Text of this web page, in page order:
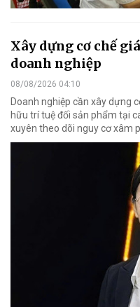
Xây dựng cơ chế
doanh nghiệp
08/08/2026 04:10
Doanh nghiệp cần xây dựng
hữu trí tuệ đối sản phẩm tại
xuyên theo dõi nguy cơ xâm